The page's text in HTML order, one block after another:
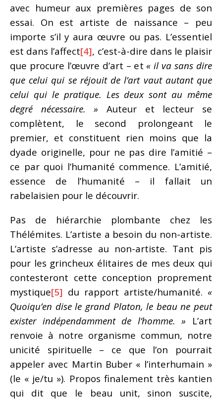
avec humeur aux premières pages de son
essai. On est artiste de naissance – peu
importe s’il y aura œuvre ou pas. L’essentiel
est dans l’affect[4], c’est-à-dire dans le plaisir
que procure l’œuvre d’art – et « il va sans dire
que celui qui se réjouit de l’art vaut autant que
celui qui le pratique. Les deux sont au même
degré nécessaire. » Auteur et lecteur se
complètent, le second prolongeant le
premier, et constituent rien moins que la
dyade originelle, pour ne pas dire l’amitié –
ce par quoi l’humanité commence. L’amitié,
essence de l’humanité – il fallait un
rabelaisien pour le découvrir.
Pas de hiérarchie plombante chez les
Thélémites. L’artiste a besoin du non-artiste.
L’artiste s’adresse au non-artiste. Tant pis
pour les grincheux élitaires de mes deux qui
contesteront cette conception proprement
mystique[5] du rapport artiste/humanité. «
Quoiqu’en dise le grand Platon, le beau ne peut
exister indépendamment de l’homme. » L’art
renvoie à notre organisme commun, notre
unicité spirituelle – ce que l’on pourrait
appeler avec Martin Buber « l’interhumain »
(le « je/tu »). Propos finalement très kantien
qui dit que le beau unit, sinon suscite,